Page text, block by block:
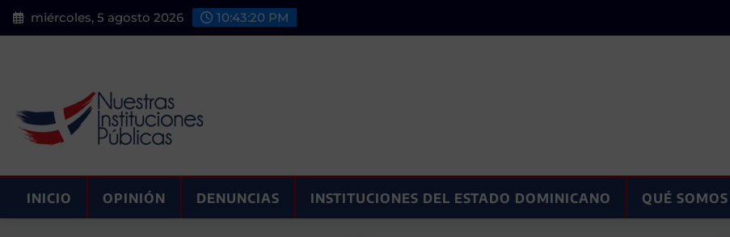
Saltar
al
miércoles, 5 agosto 2026 10:43:20 PM
INICIO OPINIÓN DENUNCIAS INSTITUCIONES DEL ESTADO DOMINICANO QUÉ SOMOS